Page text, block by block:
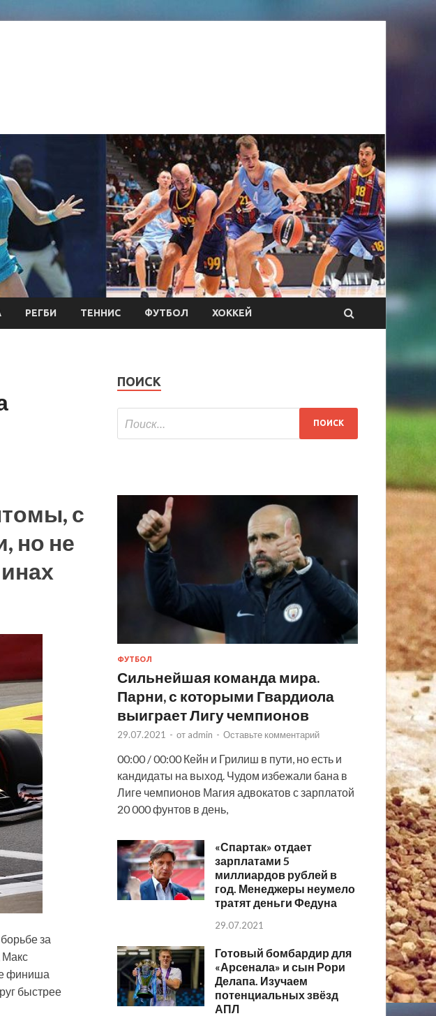
РЕГБИ ТЕННИС ФУТБОЛ ХОККЕЙ
с
но не
за
Макс
финиша
быстрее
ПОИСК
ФУТБОЛ
Сильнейшая команда мира.
Парни, с которыми Гвардиола
выиграет Лигу чемпионов
29.07.2021 - от admin - Оставьте комментарий
00:00 / 00:00 Кейн и Грилиш в пути, но есть и
кандидаты на выход. Чудом избежали бана в
Лиге чемпионов Магия адвокатов с зарплатой
20 000 фунтов в день,
«Спартак» отдает
зарплатами 5
миллиардов рублей в
год. Менеджеры неумело
тратят деньги Федуна
29.07.2021
Готовый бомбардир для
«Арсенала» и сын Рори
Делапа. Изучаем
потенциальных звёзд
АПЛ